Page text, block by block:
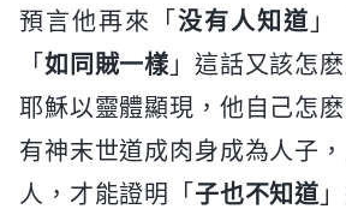
預言他再來「 没有人知道 」
「 如同賊一樣 」這話又該怎
耶穌以靈體顯現，他自己怎
有神末世道成肉身成為人子
人，才能證明「 子也不知道